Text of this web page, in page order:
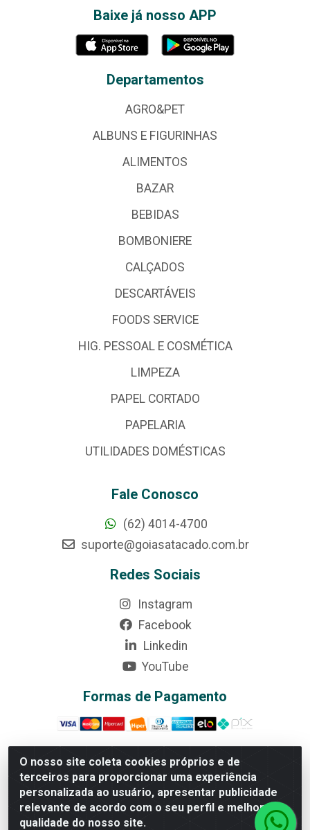
O nosso site coleta cookies próprios e de
terceiros para proporcionar uma experiência
personalizada ao usuário, apresentar publicidade
relevante de acordo com o seu perfil e melhorar a
qualidade do nosso site.
Baixe já nosso APP
Departamentos
AGRO&PET
ALBUNS E FIGURINHAS
ALIMENTOS
BAZAR
BEBIDAS
BOMBONIERE
CALÇADOS
DESCARTÁVEIS
FOODS SERVICE
HIG. PESSOAL E COSMÉTICA
LIMPEZA
PAPEL CORTADO
PAPELARIA
UTILIDADES DOMÉSTICAS
Fale Conosco
(62) 4014-4700
suporte@goiasatacado.com.br
Redes Sociais
Instagram
Facebook
Linkedin
YouTube
Formas de Pagamento
Rede Brasil - Avenida Universitária, nº 3860, Jardim das
Américas II Etapa - Anápolis/GO - CEP 75070-415 -
CNPJ 07.728.073/0002-24